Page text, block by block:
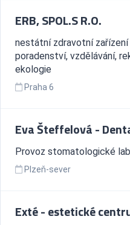
ERB, SPOL.S R.O.
nestátní zdravotní zařízení
poradenství, vzdělávání,
ekologie
Praha 6
Eva Šteffelová -
Provoz stomatologické
Plzeň-sever
Exté - estetické